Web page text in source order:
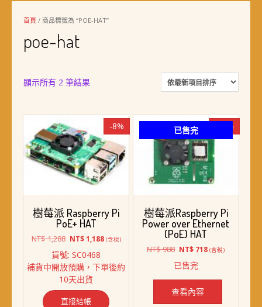
首頁 / 商品標籤為 “POE-HAT”
poe-hat
顯示所有 2 筆結果依
項
排
序
-8%
樹莓派 Raspberry Pi
PoE+ HAT
NT$1,288 原
價
格：
NT$ 1,288。
NT$1,188目
格：
(含稅)
貨號: SC0468
補貨中開放預購，下單後約
10天出貨
直接結帳
已售完 -27%
樹莓派Raspberry Pi
Power over Ethernet
(PoE) HAT
NT$988 原
價
格：
NT$ 988。
NT$ 718目
格：
(含稅)
已售完
查看內容